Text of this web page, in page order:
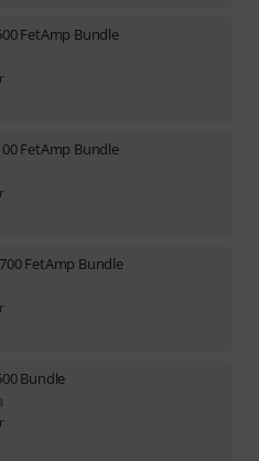
FetAmp Bundle
FetAmp Bundle
FetAmp Bundle
Bundle